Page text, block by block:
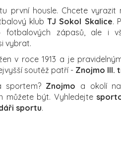
první housle. Chcete vyrazit
klubTJ Sokol Skalice.
fotbalových zápasů, ale i
vybrat.
v roce 1913 a je
soutěž patří - Znojmo III.
sportem? Znojmo a okolí
můžete být. Vyhledejte
sportu.